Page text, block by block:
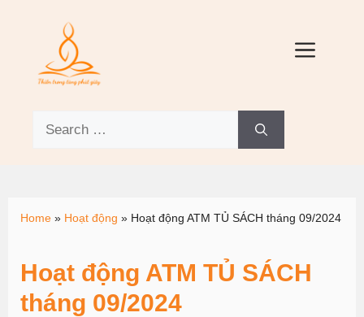
Home » Hoạt động » Hoạt động ATM TỦ SÁCH tháng 09/2024
Hoạt động ATM TỦ SÁCH
tháng 09/2024